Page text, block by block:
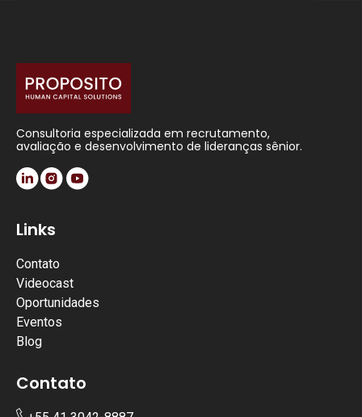
Consultoria especializada em recrutamento,
avaliação e desenvolvimento de lideranças sênior.
Links
Contato
Videocast
Oportunidades
Eventos
Blog
Contato